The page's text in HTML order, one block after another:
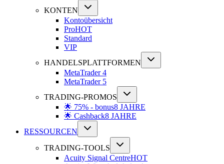
KONTEN
Kontoübersicht
ProHOT
Standard
VIP
HANDELSPLATTFORMEN
MetaTrader 4
MetaTrader 5
TRADING-PROMOS
🌟 75% - bonus8 JAHRE
🌟 Cashback8 JAHRE
RESSOURCEN
TRADING-TOOLS
Acuity Signal CentreHOT